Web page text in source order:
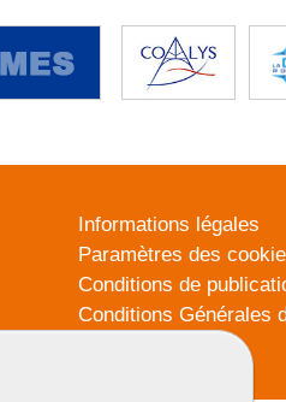
Informations légales
Paramètres des
Conditions de
Conditions Générales